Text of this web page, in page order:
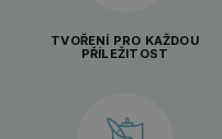
TVOŘENÍ PRO KAŽDOU
PŘÍLEŽITOST